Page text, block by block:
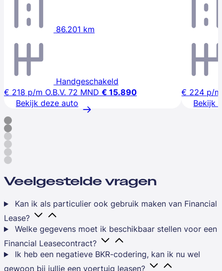
86.201 km
Handgeschakeld
€ 218 p/m O.B.V. 72 MND € 15.890
Bekijk deze auto
€ 224 p/m
Bekijk
Veelgestelde vragen
Kan ik als particulier ook gebruik maken van Financial
Lease?
Welke gegevens moet ik beschikbaar stellen voor een
Financial Leasecontract?
Ik heb een negatieve BKR-codering, kan ik nu wel
gewoon bij jullie een voertuig leasen?